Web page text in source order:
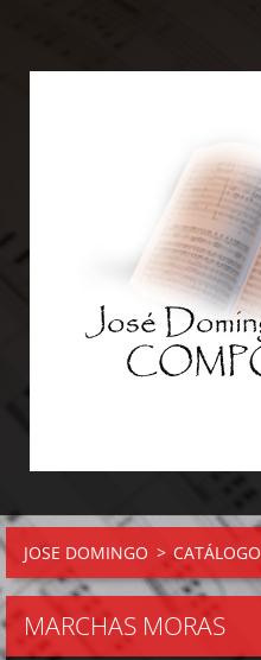
JOSE DOMINGO > CATÁLOGO
MARCHAS MORAS